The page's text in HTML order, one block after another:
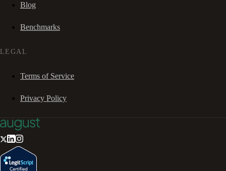
Blog
Benchmarks
LEGAL
Terms of Service
Privacy Policy